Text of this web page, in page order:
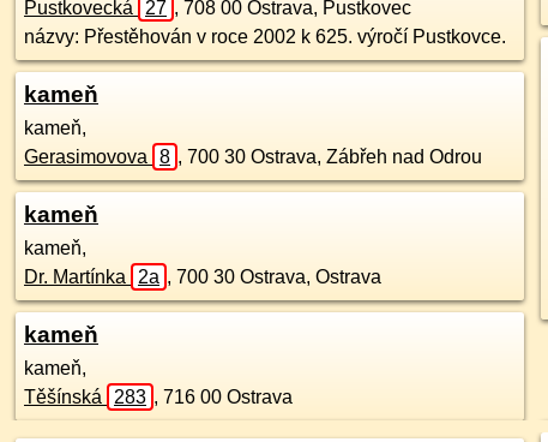
Pustkovecká
27 , 708 00 Ostrava, Pustkovec
názvy: Přestěhován v roce 2002 k 625. výročí Pustkovce.
kameň
kameň,
Gerasimovova
8 , 700 30 Ostrava, Zábřeh nad Odrou
kameň
kameň,
Dr. Martínka
2a , 700 30 Ostrava, Ostrava
kameň
kameň,
Těšínská
283 , 716 00 Ostrava